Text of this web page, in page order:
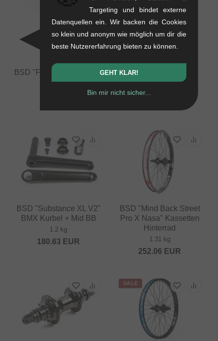
BSD "Focus Slim" Pivotal
Sattel
BSD "Forever" BMX
Felge
0.55 kg
BSD "Substance XL V2"
BMX Kurbel + Mid BB
1.2 kg
180.63 EUR
BSD "Mind Back Street
Pro X Nasa" Kassetten
Hinterrad
1.31 kg
252.06 EUR
SALE
Targeting und bindet externe
Datenquellen ein. Wir backen die Cookies
so klein und anonym wie möglich um dir die
beste Nutzererfahrung bieten zu können.
GEHT KLAR!
Bin mir nicht sicher...